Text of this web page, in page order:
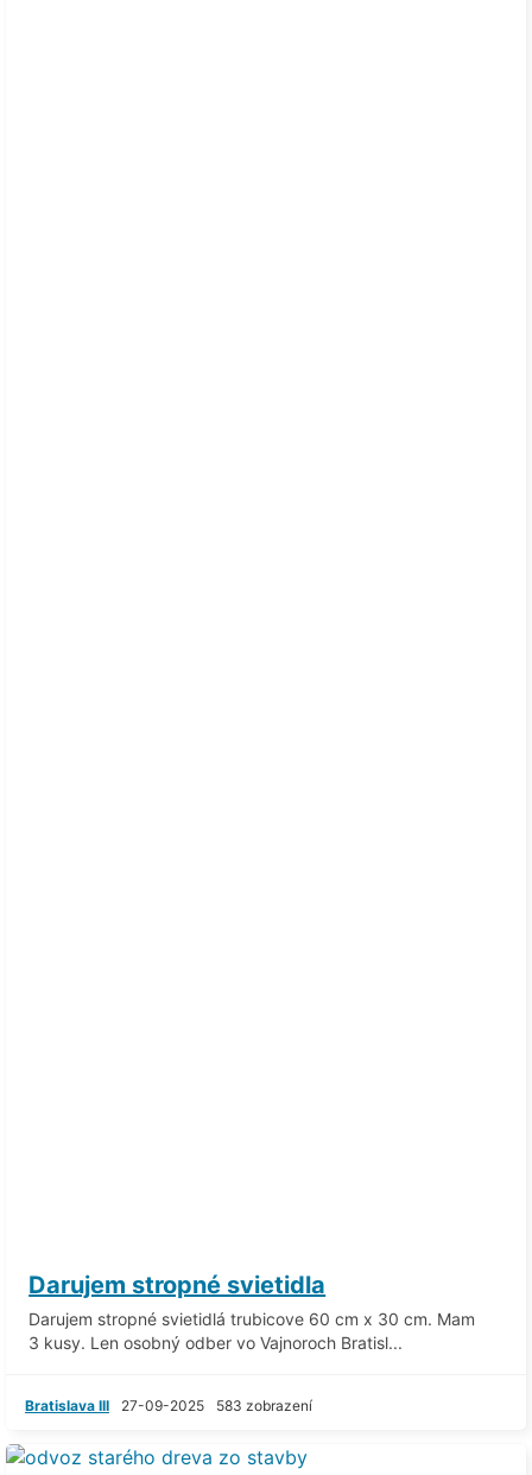
Darujem stropné svietidla
Darujem stropné svietidlá trubicove 60 cm x 30 cm. Mam
3 kusy. Len osobný odber vo Vajnoroch Bratisl...
Bratislava III 27-09-2025 583 zobrazení